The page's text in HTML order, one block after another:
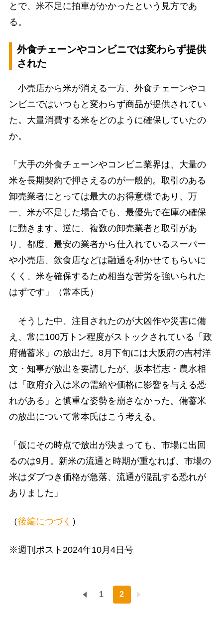
とで、米不足に拍車がかかったという見方であ
る。
外食チェーンやコンビニでは変わらず提供
された
小売店から米が消える一方、外食チェーンやコ
ンビニではいつもと変わらず商品が提供されてい
た。大量消費する米をどのように確保していたの
か。
「大手の外食チェーンやコンビニ業界は、大量の
米を長期契約で押さえるのが一般的。取引のある
卸売業者にとっては最大のお得意様であり、万
一、米が不足した場合でも、最優先で在庫の確保
に動きます。逆に、複数の卸売業者と取引があ
り、都度、最安の業者から仕入れているスーパー
や小売店、飲食店などは融通を利かせてもらいに
くく、米を確保するため相当な苦労を強いられた
はずです」（常本氏）
そうした中、注目されたのが大凶作や災害に備
え、常に100万トン程度がストックされている「政
府備蓄米」の放出だ。8月下旬には大阪府の吉村洋
文・知事が放出を要請したが、坂本哲志・農水相
は「政府介入は米の需給や価格に影響を与える恐
れがある」と慎重な姿勢を崩さなかった。備蓄米
の放出について常本氏はこう考える。
「仮にその時点で放出が決まっても、市場に出回
るのは9月。新米の流通と時期が重なれば、市場の
米はダブつき価格が急落、流通が混乱する恐れが
ありました」
（後編につづく ）
※週刊ポスト2024年10月4日号
1 2